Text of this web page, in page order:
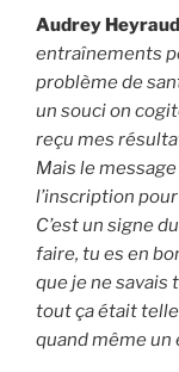
Audrey
entraînements
problème de
un souci on
reçu mes
Mais le
l’inscription pour
C’est un signe
faire, tu es en
que je ne savais
tout ça était
quand même